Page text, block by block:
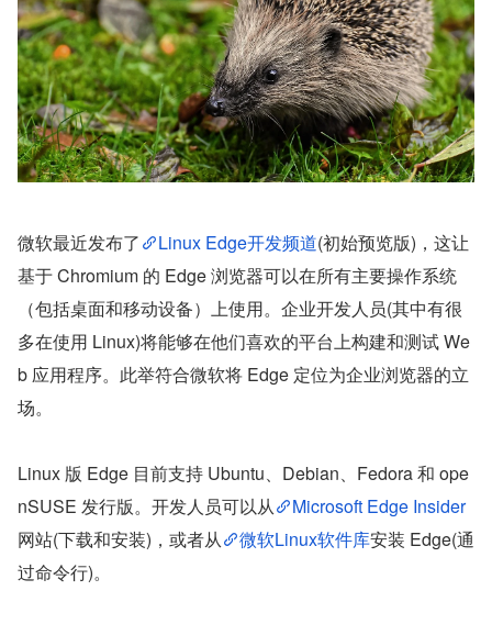
微软最近发布了 Linux Edge开发频道(初始预览版)，这让
基于 Chromium 的 Edge 浏览器可以在所有主要操作系统
（包括桌面和移动设备）上使用。企业开发人员(其中有很
多在使用 Linux)将能够在他们喜欢的平台上构建和测试 We
b 应用程序。此举符合微软将 Edge 定位为企业浏览器的立
场。
Linux 版 Edge 目前支持 Ubuntu、Debian、Fedora 和 ope
nSUSE 发行版。开发人员可以从
Microsoft Edge Insider
网站(下载和安装)，或者从
微软Linux软件库安装 Edge(通
过命令行)。